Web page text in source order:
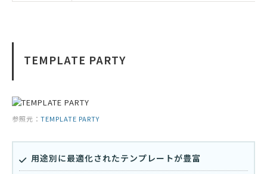
TEMPLATE PARTY
参照元： TEMPLATE PARTY
用途別に最適化されたテンプレートが豊富